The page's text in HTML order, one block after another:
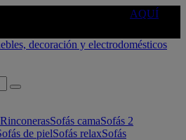
AQUÍ
RinconerasSofás camaSofás 2
de pielSofás relaxSofás